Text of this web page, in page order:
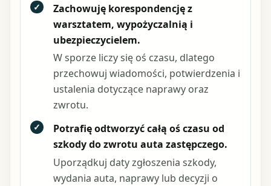
✓
Zachowuję korespondencję z
warsztatem, wypożyczalnią i
ubezpieczycielem.
W sporze liczy się oś czasu, dlatego
przechowuj wiadomości, potwierdzenia i
ustalenia dotyczące naprawy oraz
zwrotu.
✓
Potrafię odtworzyć całą oś czasu od
szkody do zwrotu auta zastępczego.
Uporządkuj daty zgłoszenia szkody,
wydania auta, naprawy lub decyzji o